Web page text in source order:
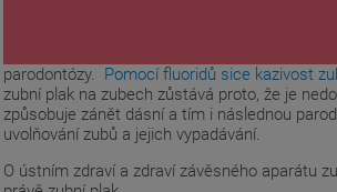
parodontózy. Pomocí fluoridů sice kazivost
zubní plak na zubech zůstává proto, že je
způsobuje zánět dásní a tím i následnou
uvolňování zubů a jejich vypadávání.
O ústním zdraví a zdraví závěsného aparátu